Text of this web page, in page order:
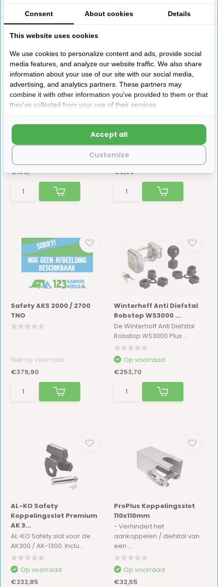
Thule Security Handrail
Short Version
Het is een extra
deurbeveiliging en een
€106,-
Fiamma Beschermkap
Security Bovenkant 31...
Tegen de wand opgeklapte
Fiamma instap- en veili...
Op voorraad
€9,90
Safety AKS 2000 / 2700
TNO
Niet op voorraad
€379,90
Winterhoff Anti Diefstal
Robstop WS3000 ...
De Winterhoff Anti Diefstal
Robstop WS3000 Plus ...
Op voorraad
€253,70
AL-KO Safety
Koppelingsslot Premium
AK 3...
AL-KO Safety slot voor de
AK300 / AK-1300. Inclu...
Op voorraad
€232,85
ProPlus Koppelingsslot
110x110mm
- Verhindert het
aankoppelen / diefstal van
een ...
Op voorraad
€32,55
Consent About cookies Details
This website uses cookies
We use cookies to personalize content and ads, provide social
media features, and analyze our website traffic. We also share
information about your use of our site with our social media,
advertising, and analytics partners. These partners may
combine it with other information you've provided to them or that
they've collected from your use of their services.
Customize
Accept all